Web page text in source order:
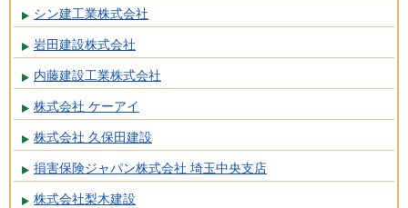
シン建工業株式会社
岩田建設株式会社
内藤建設工業株式会社
株式会社 ケーアイ
株式会社 久保田建設
損害保険ジャパン株式会社 埼玉中央支店
株式会社梨木建設